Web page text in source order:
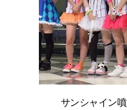
サンシャイン